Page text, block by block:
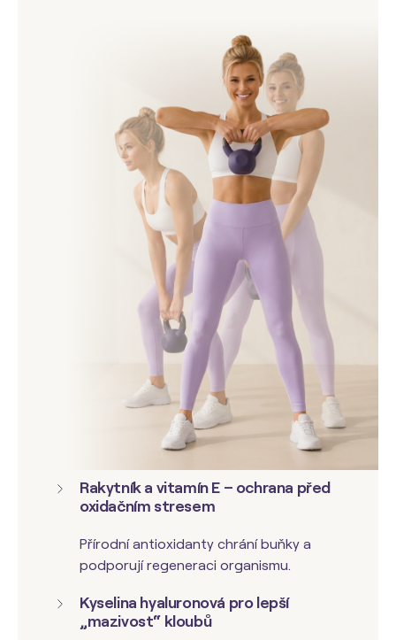
Rakytník a vitamín E – ochrana před
oxidačním stresem
Přírodní antioxidanty chrání buňky a
podporují regeneraci organismu.
Kyselina hyaluronová pro lepší
„mazivost“ kloubů